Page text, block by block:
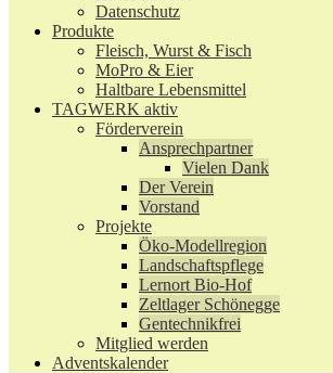
Datenschutz
Produkte
Fleisch, Wurst & Fisch
MoPro & Eier
Haltbare Lebensmittel
TAGWERK aktiv
Förderverein
Ansprechpartner
Vielen Dank
Der Verein
Vorstand
Projekte
Öko-Modellregion
Landschaftspflege
Lernort Bio-Hof
Zeltlager Schönegge
Gentechnikfrei
Mitglied werden
Adventskalender